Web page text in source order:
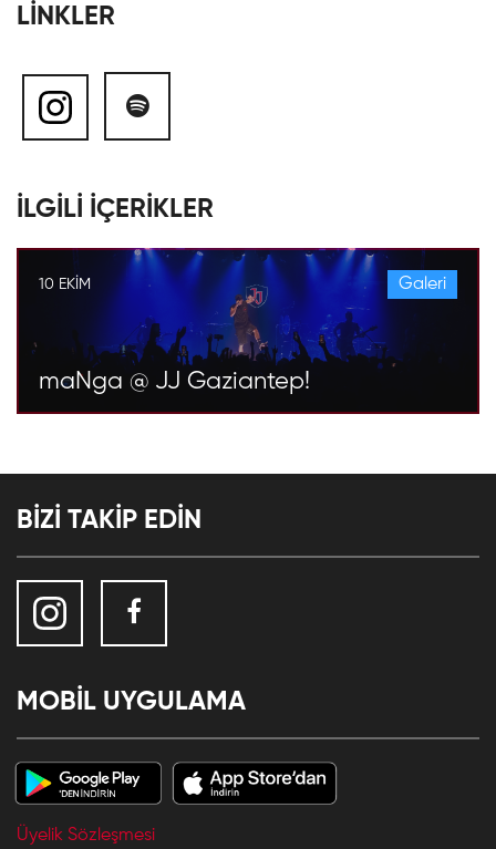
LİNKLER
İLGİLİ İÇERİKLER
10 EKIM Galeri
maNga @ JJ Gaziantep!
BİZİ TAKİP EDİN
MOBİL UYGULAMA
Üyelik Sözleşmesi